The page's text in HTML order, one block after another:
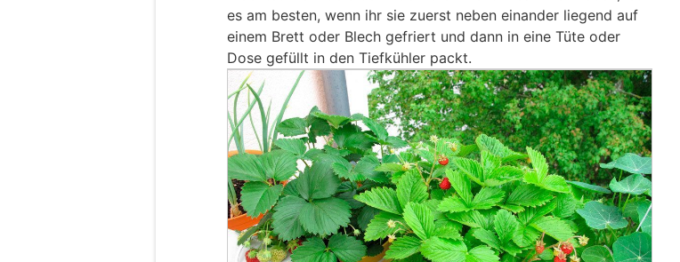
es am besten, wenn ihr sie zuerst neben einander liegend auf
einem Brett oder Blech gefriert und dann in eine Tüte oder
Dose gefüllt in den Tiefkühler packt.